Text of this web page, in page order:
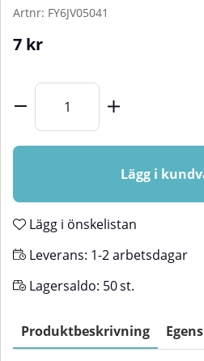
Artnr: FY6JV05041
7 kr
Lägg i
Lägg i önskelistan
Leverans: 1-2 arbetsdagar
Lagersaldo: 50st.
Produktbeskrivning